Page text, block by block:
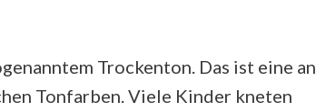
Trockenton. Das ist eine an
Tonfarben. Viele Kinder kneten